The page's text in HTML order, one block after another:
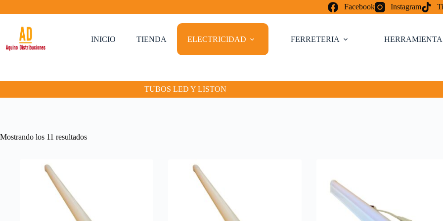
al
Facebook Instagram
INICIO TIENDA ELECTRICIDAD FERRETERIA
TUBOS LED Y LISTON
Mostrando los 11 resultados